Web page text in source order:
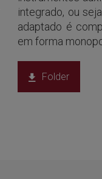
integrado, ou
adaptado é
em forma
Folder